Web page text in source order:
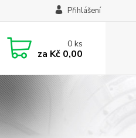
Přihlášení
0ks
za Kč 0,00